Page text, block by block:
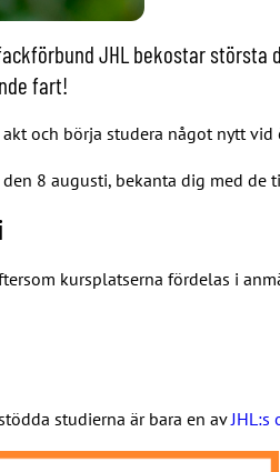
JHL bekostar
fart!
och börja studera något nytt
8 augusti, bekanta dig med de
kursplatserna fördelas i
studierna är bara en av JHL:s